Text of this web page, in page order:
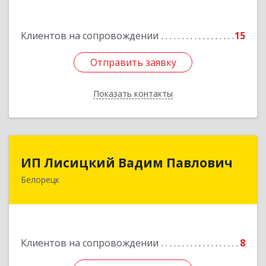
Клиентов на сопровождении 15
Отправить заявку
Показать контакты
Отправить заявку
Назад
ИП Лисицкий Вадим Павлович
Белорецк
Клиентов на сопровождении 8
ИП Лисицкий Вадим Павлович
453501, Башкортостан Респ, Белорецк г,